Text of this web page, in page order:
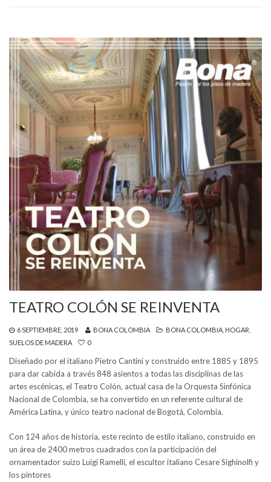
TEATRO COLÓN SE REINVENTA
6 SEPTIEMBRE, 2019 BONA COLOMBIA BONA COLOMBIA HOGAR
SUELOS DE MADERA
0
Diseñado por el italiano Pietro Cantini y construido entre 1885 y 1895
para dar cabida a través 848 asientos a todas las disciplinas de las
artes escénicas, el Teatro Colón, actual casa de la Orquesta Sinfónica
Nacional de Colombia, se ha convertido en un referente cultural de
América Latina, y único teatro nacional de Bogotá, Colombia.
Con 124 años de historia, este recinto de estilo italiano, construido en
un área de 2400 metros cuadrados con la participación del
ornamentador suizo Luigi Ramelli, el escultor italiano Cesare Sighinolfi y
los pintores